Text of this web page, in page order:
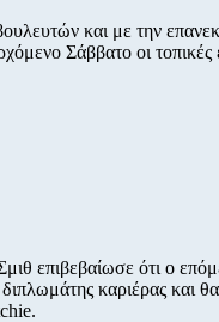
και με την
Σάββατο οι τοπικές
επιβεβαίωσε ότι ο
καριέρας και θα